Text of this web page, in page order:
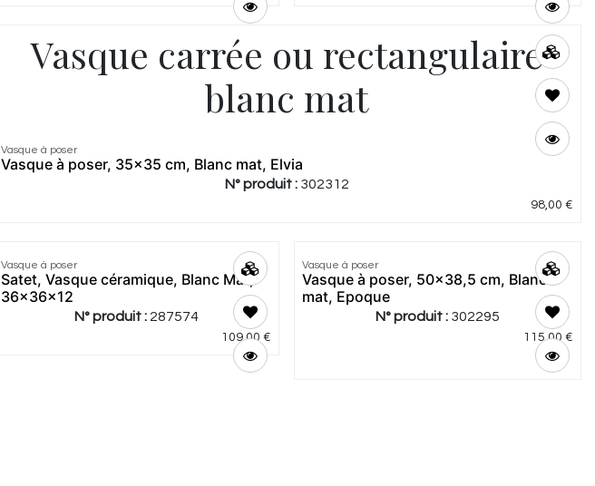
Vasque carrée ou rectangulaire
blanc mat
Vasque à poser
Vasque à poser, 35x35 cm, Blanc mat, Elvia
N° produit : 302312
98,00 €
Meilleur
prix
Vasque à poser
Satet, Vasque céramique, Blanc Mat,
36x36x12
N° produit : 287574
109,00 €
Meilleur
prix
Vasque à poser
Vasque à poser, 50x38,5 cm, Blanc
mat, Epoque
N° produit : 302295
115,00 €